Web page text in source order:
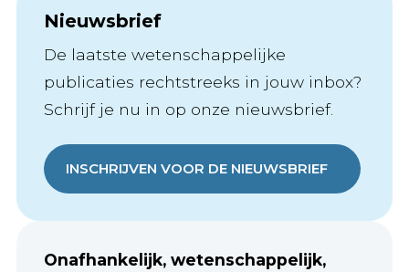
Nieuwsbrief
De laatste wetenschappelijke
publicaties rechtstreeks in jouw inbox?
Schrijf je nu in op onze nieuwsbrief.
INSCHRIJVEN VOOR DE NIEUWSBRIEF
Onafhankelijk, wetenschappelijk,